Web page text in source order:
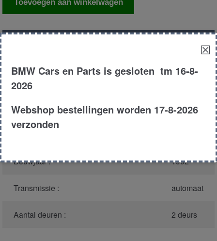
Toevoegen aan winkelwagen
Model :
Carroserie : Coupe
Bouwjaar : 1992
Transmissie : automaat
Aantal deuren : 2 deurs
☒
BMW Cars en Parts is gesloten tm 16-8-
2026
Webshop bestellingen worden 17-8-2026
verzonden